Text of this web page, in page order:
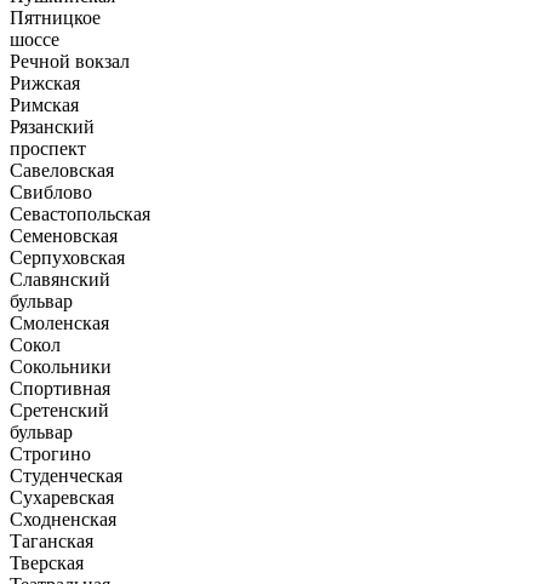
Пятницкое
шоссе
Речной вокзал
Рижская
Римская
Рязанский
проспект
Савеловская
Свиблово
Севастопольская
Семеновская
Серпуховская
Славянский
бульвар
Смоленская
Сокол
Сокольники
Спортивная
Сретенский
бульвар
Строгино
Студенческая
Сухаревская
Сходненская
Таганская
Тверская